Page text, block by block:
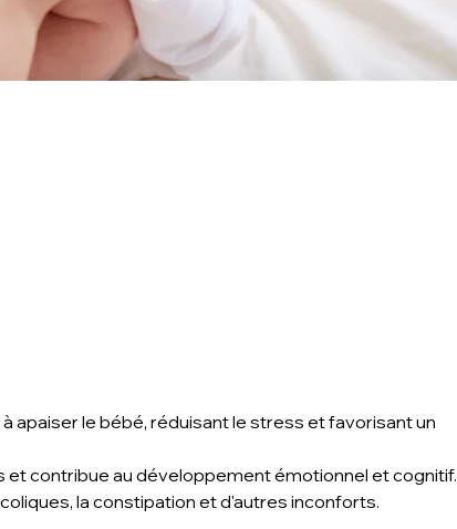
apaiser le bébé, réduisant le stress et favorisant un
et contribue au développement émotionnel et cognitif.
la constipation et d'autres inconforts.